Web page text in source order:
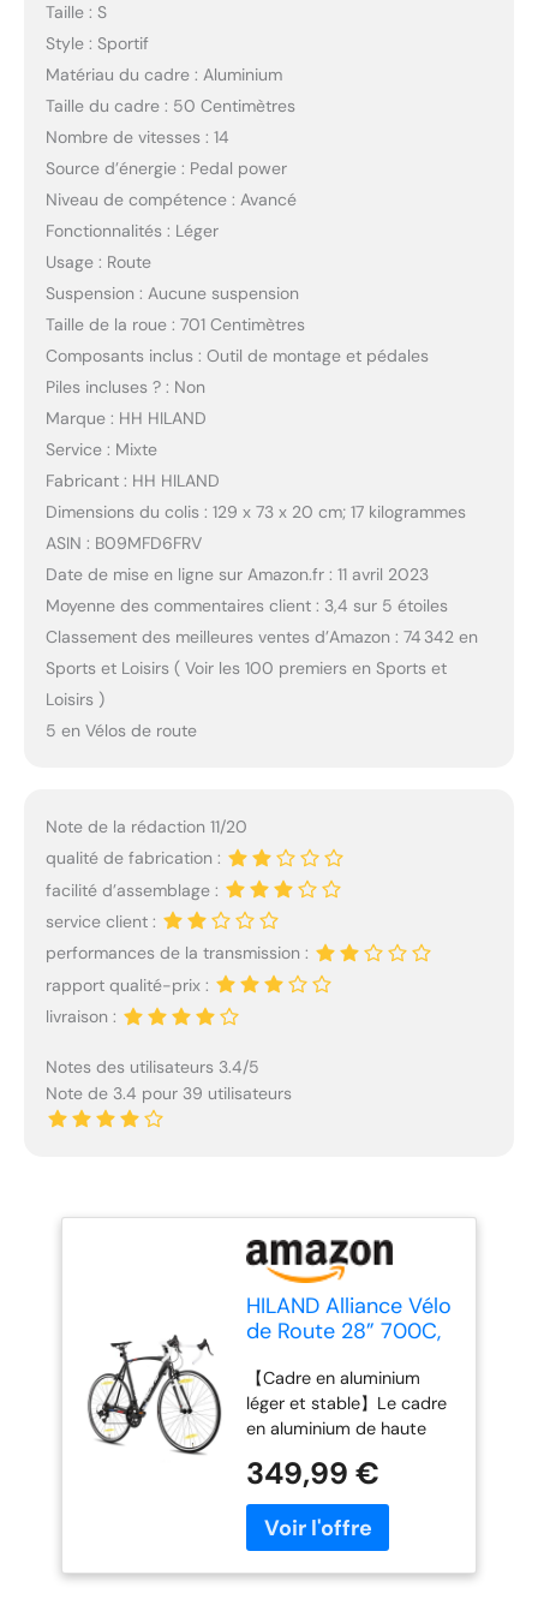
Taille : S
Style : Sportif
Matériau du cadre : Aluminium
Taille du cadre : 50 Centimètres
Nombre de vitesses : 14
Source d’énergie : Pedal power
Niveau de compétence : Avancé
Fonctionnalités : Léger
Usage : Route
Suspension : Aucune suspension
Taille de la roue : 701 Centimètres
Composants inclus : Outil de montage et pédales
Piles incluses ? : Non
Marque : HH HILAND
Service : Mixte
Fabricant : HH HILAND
Dimensions du colis : 129 x 73 x 20 cm; 17 kilogrammes
ASIN : B09MFD6FRV
Date de mise en ligne sur Amazon.fr : 11 avril 2023
Moyenne des commentaires client : 3,4 sur 5 étoiles
Classement des meilleures ventes d’Amazon : 74 342 en
Sports et Loisirs ( Voir les 100 premiers en Sports et
Loisirs )
5 en Vélos de route
Note de la rédaction 11/20
qualité de fabrication :
facilité d’assemblage :
service client :
performances de la transmission :
rapport qualité-prix :
livraison :
Notes des utilisateurs 3.4/5
Note de 3.4 pour 39 utilisateurs
HILAND Alliance Vélo
de Route 28” 700C,
Aluminium 57 cm,
Vélo de Ville et
Pendulaire pour
Homme et Femme,
Plusieurs Tailles, Noir
【Cadre en aluminium
léger et stable】Le cadre
en aluminium de haute
compromis entre légèreté
et stabilité. Résistant et
maniable, il est idéal pour
les déplacements
quotidiens en ville
349,99 €